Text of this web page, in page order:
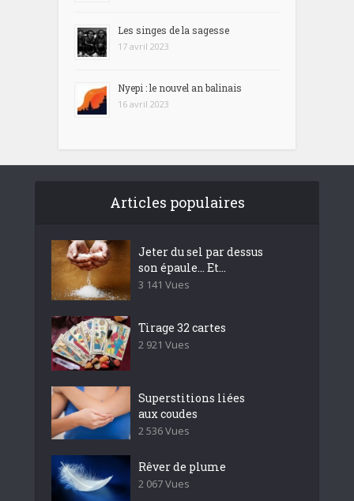
Les singes de la sagesse
17 avril 2023
Nyepi : le nouvel an balinais
16 avril 2023
Articles populaires
Jeter du sel par dessus
son épaule… Et...
3 141 Vues
Tirage 32 cartes
2 921 Vues
Superstitions liées
aux coudes
2 536 Vues
Rêver de plume
2 067 Vues